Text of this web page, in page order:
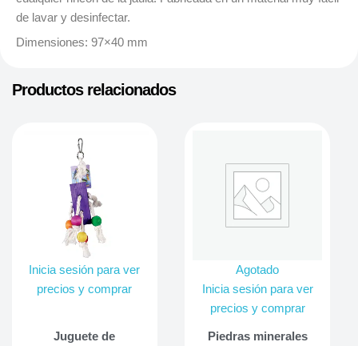
de lavar y desinfectar.
Dimensiones: 97×40 mm
Productos relacionados
Inicia sesión para ver
precios y comprar
Juguete de
Agotado
Inicia sesión para ver
precios y comprar
Piedras minerales